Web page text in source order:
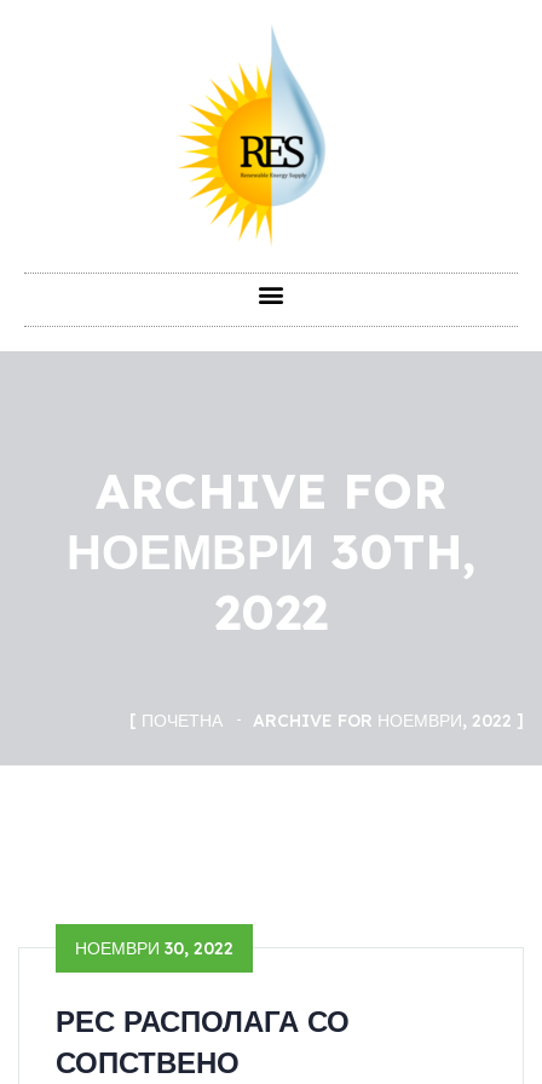
ARCHIVE FOR
НОЕМВРИ 30TH,
2022
ПОЧЕТНА ARCHIVE FOR НОЕМВРИ, 2022
НОЕМВРИ 30, 2022
РЕС РАСПОЛАГА СО
СОПСТВЕНО